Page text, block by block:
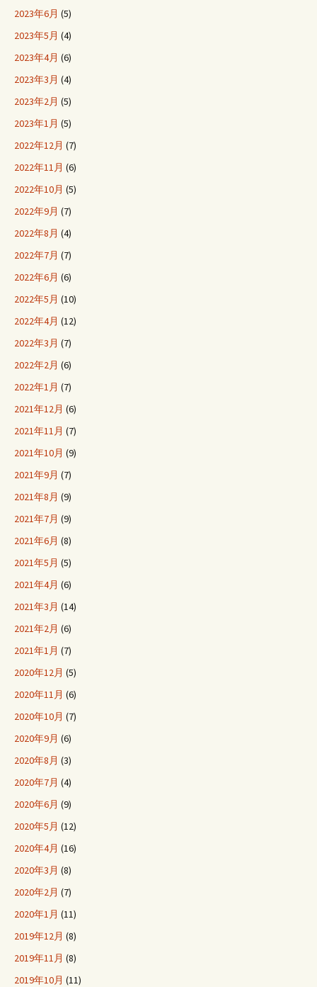
2023年6月 (5)
2023年5月 (4)
2023年4月 (6)
2023年3月 (4)
2023年2月 (5)
2023年1月 (5)
2022年12月 (7)
2022年11月 (6)
2022年10月 (5)
2022年9月 (7)
2022年8月 (4)
2022年7月 (7)
2022年6月 (6)
2022年5月 (10)
2022年4月 (12)
2022年3月 (7)
2022年2月 (6)
2022年1月 (7)
2021年12月 (6)
2021年11月 (7)
2021年10月 (9)
2021年9月 (7)
2021年8月 (9)
2021年7月 (9)
2021年6月 (8)
2021年5月 (5)
2021年4月 (6)
2021年3月 (14)
2021年2月 (6)
2021年1月 (7)
2020年12月 (5)
2020年11月 (6)
2020年10月 (7)
2020年9月 (6)
2020年8月 (3)
2020年7月 (4)
2020年6月 (9)
2020年5月 (12)
2020年4月 (16)
2020年3月 (8)
2020年2月 (7)
2020年1月 (11)
2019年12月 (8)
2019年11月 (8)
2019年10月 (11)